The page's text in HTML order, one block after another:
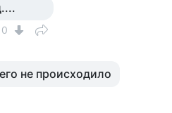
0
не происходило